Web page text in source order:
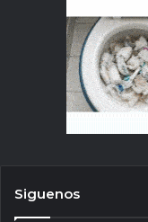
Siguenos